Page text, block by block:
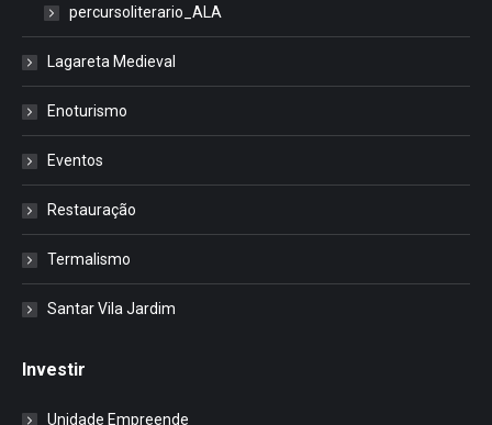
percursoliterario_ALA
Lagareta Medieval
Enoturismo
Eventos
Restauração
Termalismo
Santar Vila Jardim
Investir
Unidade Empreende